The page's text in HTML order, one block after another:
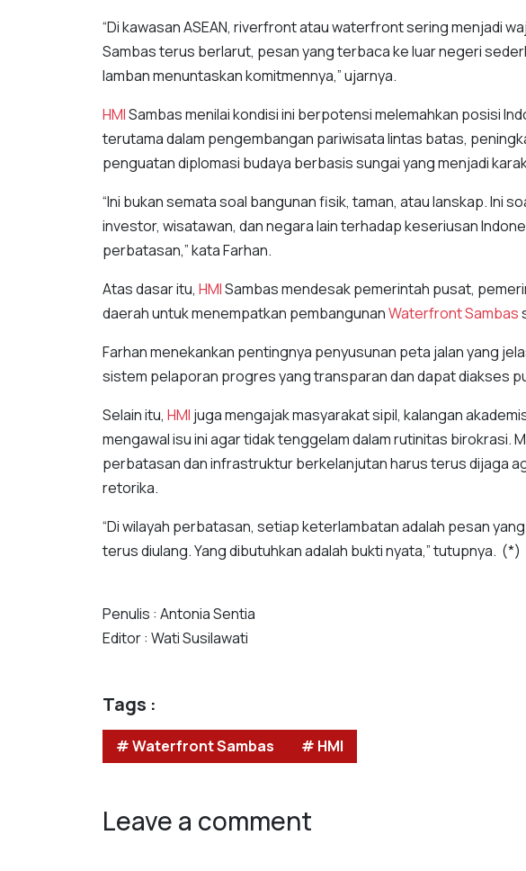
“Di kawasan ASEAN, riverfront atau waterfront sering menjadi
Sambas terus berlarut, pesan yang terbaca ke luar negeri
lamban menuntaskan komitmennya,” ujarnya.
HMISambas menilai kondisi ini berpotensi melemahkan posisi
terutama dalam pengembangan pariwisata lintas batas,
penguatan diplomasi budaya berbasis sungai yang menjadi
“Ini bukan semata soal bangunan fisik, taman, atau lanskap. Ini
investor, wisatawan, dan negara lain terhadap keseriusan
perbatasan,” kata Farhan.
Atas dasar itu, HMISambas mendesak pemerintah pusat,
daerah untuk menempatkan pembangunanWaterfront Sambas
Farhan menekankan pentingnya penyusunan peta jalan yang
sistem pelaporan progres yang transparan dan dapat diakses
Selain itu, HMI juga mengajak masyarakat sipil, kalangan
mengawal isu ini agar tidak tenggelam dalam rutinitas birokrasi.
perbatasan dan infrastruktur berkelanjutan harus terus dijaga
retorika.
“Di wilayah perbatasan, setiap keterlambatan adalah pesan
terus diulang. Yang dibutuhkan adalah bukti nyata,” tutupnya. (*)
Penulis : Antonia Sentia
Editor : Wati Susilawati
Tags :
# Waterfront Sambas # HMI
Leave a comment